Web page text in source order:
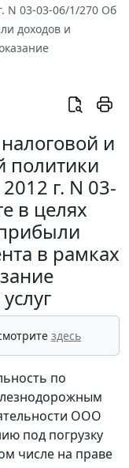
N 03-03-06/1/270 Об
доходов и
и
политики
г. N 03-
в целях
в рамках
здесь
по
ООО
под погрузку
числе на праве